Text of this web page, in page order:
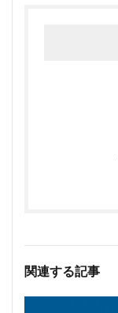
関連する記事